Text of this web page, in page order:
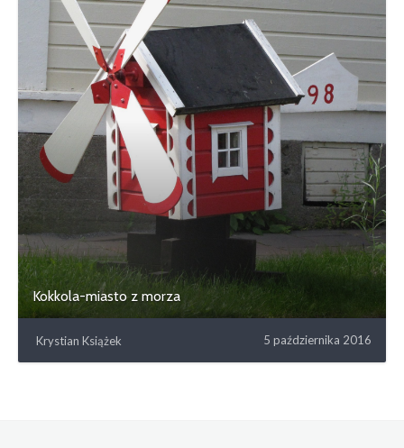
Kokkola-miasto z morza
Krystian Książek 5 października 2016